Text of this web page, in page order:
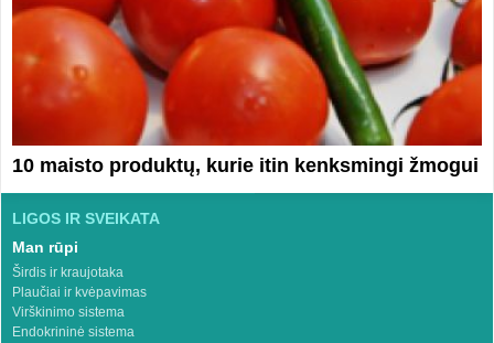
10 maisto produktų, kurie itin kenksmingi žmogui
LIGOS IR SVEIKATA
Man rūpi
Širdis ir kraujotaka
Plaučiai ir kvėpavimas
Virškinimo sistema
Endokrininė sistema